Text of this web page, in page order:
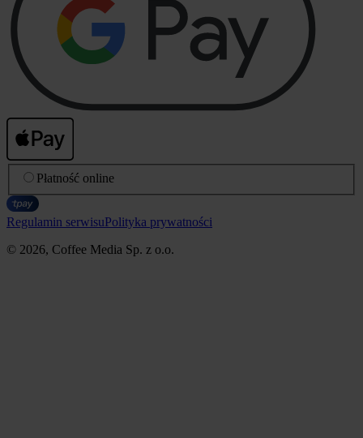
Płatność online
Regulamin serwisuPolityka prywatności
© 2026, Coffee Media Sp. z o.o.